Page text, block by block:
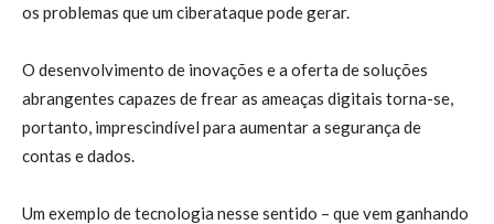
os problemas que um ciberataque pode gerar.
O desenvolvimento de inovações e a oferta de soluções
abrangentes capazes de frear as ameaças digitais torna-se,
portanto, imprescindível para aumentar a segurança de
contas e dados.
Um exemplo de tecnologia nesse sentido – que vem ganhando